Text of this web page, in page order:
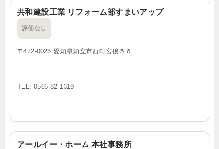
共和建設工業 リフォーム部すまいアップ
評価なし
〒472-0023 愛知県知立市西町宮後５６
TEL: 0566-82-1319
アールイー・ホーム 本社事務所